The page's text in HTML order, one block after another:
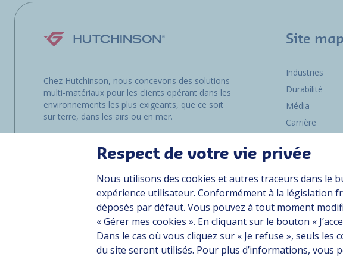
Chez Hutchinson, nous concevons des solutions
multi-matériaux pour les clients opérant dans les
environnements les plus exigeants, que ce soit
sur terre, dans les airs ou en mer.
Site map
Industries
Durabilité
Média
Carrière
Fournisseurs
Contact
CGU Données personnelles Crédits Accessibilité : non conforme
Respect de votre vie privée
Nous utilisons des cookies et autres traceurs dans le
expérience utilisateur. Conformément à la législation
déposés par défaut. Vous pouvez à tout moment
« Gérer mes cookies ». En cliquant sur le bouton «
Dans le cas où vous cliquez sur « Je refuse », seuls
du site seront utilisés. Pour plus d’informations, vous